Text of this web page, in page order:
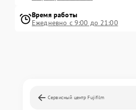
Время работы
Ежедневно с 9:00 до 21:00
Сервисный центр Fujifilm